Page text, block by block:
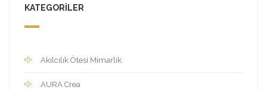
KATEGORILER
Akılcılık Ötesi Mimarlık
AURA Crea